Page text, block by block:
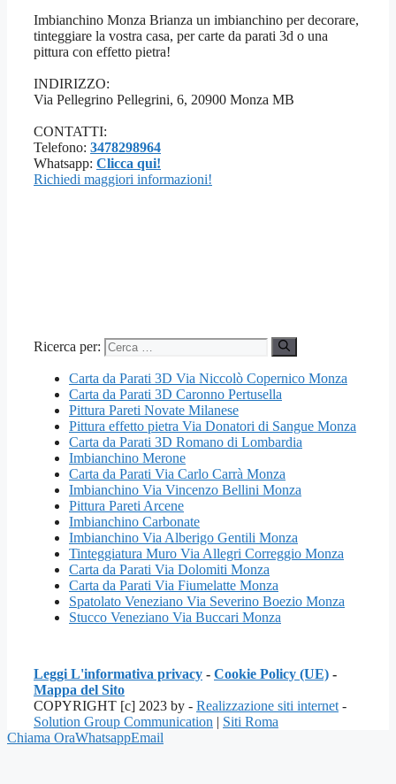
Imbianchino Monza Brianza un imbianchino per decorare,
tinteggiare la vostra casa, per carte da parati 3d o una
pittura con effetto pietra!
INDIRIZZO:
Via Pellegrino Pellegrini, 6, 20900 Monza MB
CONTATTI:
Telefono: 3478298964
Whatsapp: Clicca qui!
Richiedi maggiori informazioni!
Ricerca per:
Carta da Parati 3D Via Niccolò Copernico Monza
Carta da Parati 3D Caronno Pertusella
Pittura Pareti Novate Milanese
Pittura effetto pietra Via Donatori di Sangue Monza
Carta da Parati 3D Romano di Lombardia
Imbianchino Merone
Carta da Parati Via Carlo Carrà Monza
Imbianchino Via Vincenzo Bellini Monza
Pittura Pareti Arcene
Imbianchino Carbonate
Imbianchino Via Alberigo Gentili Monza
Tinteggiatura Muro Via Allegri Correggio Monza
Carta da Parati Via Dolomiti Monza
Carta da Parati Via Fiumelatte Monza
Spatolato Veneziano Via Severino Boezio Monza
Stucco Veneziano Via Buccari Monza
Leggi L'informativa privacy - Cookie Policy (UE) -
Mappa del Sito
COPYRIGHT [c] 2023 by - Realizzazione siti internet -
Solution Group Communication | Siti Roma
Chiama OraWhatsappEmail